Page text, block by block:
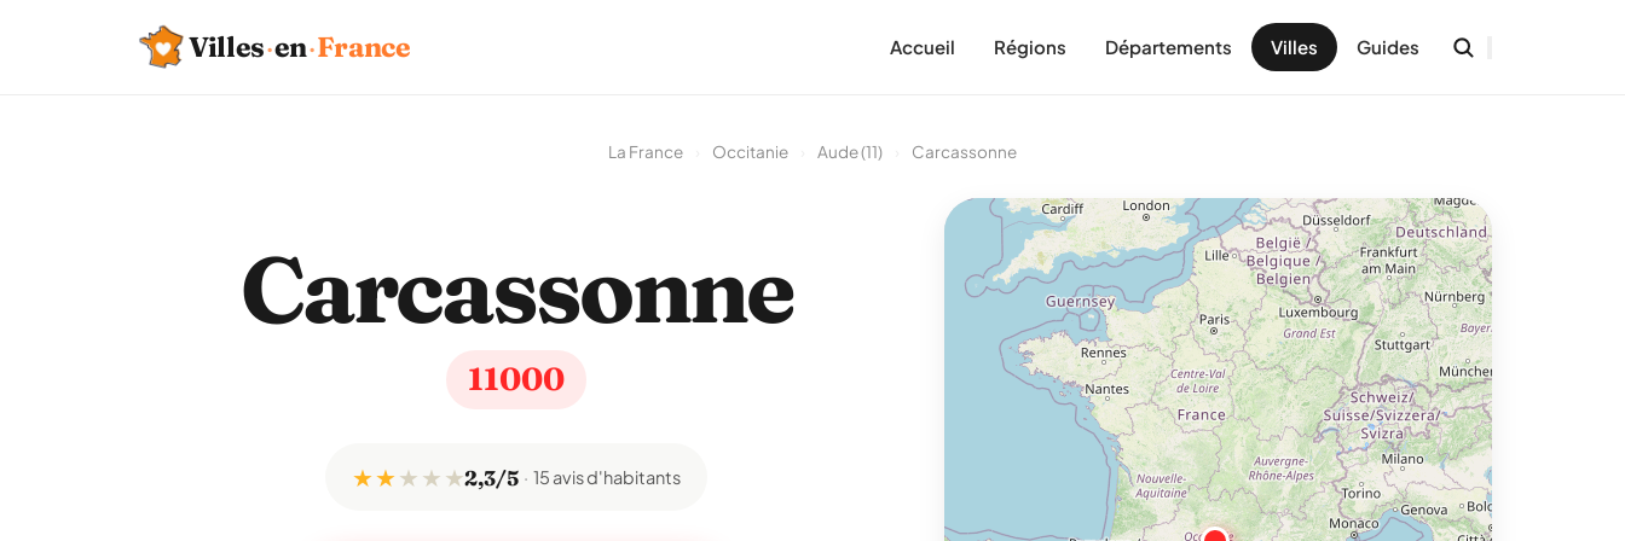
Villes·en·France Accueil Régions Départements Villes Guides
La France Occitanie Aude (11) Carcassonne
Carcassonne
11000
★ ★★ ★ ★2,3/5 15 avis d'habitants